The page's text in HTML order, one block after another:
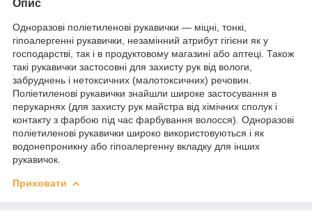
Опис
Одноразові поліетиленові рукавички — міцні, тонкі,
гіпоалергенні рукавички, незамінний атрибут гігієни як у
господарстві, так і в продуктовому магазині або аптеці. Також
такі рукавички застосовні для захисту рук від вологи,
забруднень і нетоксичних (малотоксичних) речовин.
Поліетиленові рукавички знайшли широке застосування в
перукарнях (для захисту рук майстра від хімічних сполук і
контакту з фарбою під час фарбування волосся). Одноразові
поліетиленові рукавички широко використовуються і як
водонепроникну або гіпоалергенну вкладку для інших
рукавичок.
Приховати